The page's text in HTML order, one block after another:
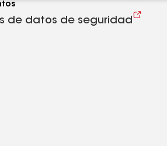
de datos de seguridad